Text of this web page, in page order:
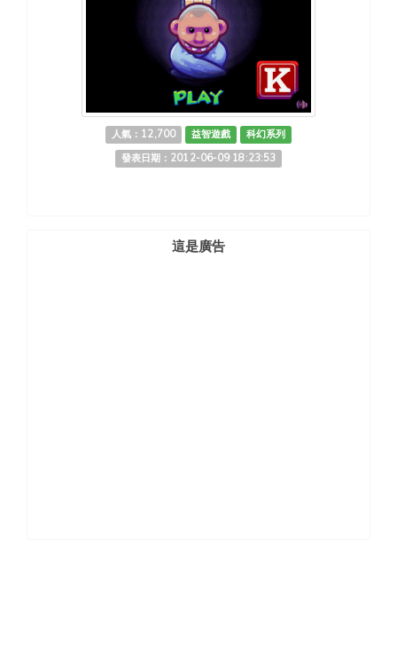
人氣：12,700 益智遊戲
科幻系列
發表日期：2012-06-09 18:23:53
這是廣告